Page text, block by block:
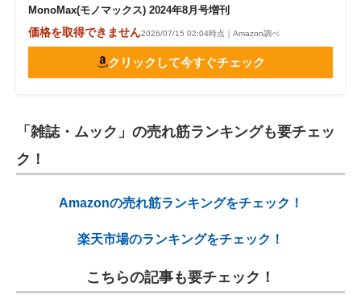
MonoMax(モノマックス) 2024年8月号増刊
価格を取得できません2026/07/15 02:04時点｜Amazon調べ
クリックして今すぐチェック
「雑誌・ムック」の売れ筋ランキングも要チェッ
ク！
Amazonの売れ筋ランキングをチェック！
楽天市場のランキングをチェック！
こちらの記事も要チェック！